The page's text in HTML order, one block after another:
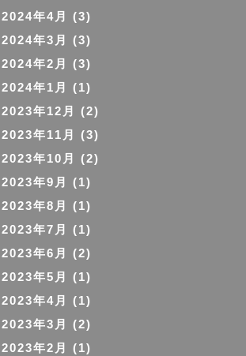
2024年4月
(3)
2024年3月
(3)
2024年2月
(3)
2024年1月
(1)
2023年12月
(2)
2023年11月
(3)
2023年10月
(2)
2023年9月
(1)
2023年8月
(1)
2023年7月
(1)
2023年6月
(2)
2023年5月
(1)
2023年4月
(1)
2023年3月
(2)
2023年2月
(1)